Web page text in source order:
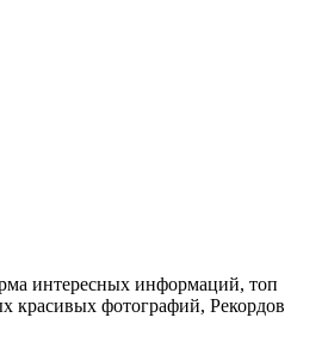
интересных информаций, топ
красивых фотографий, Рекордов